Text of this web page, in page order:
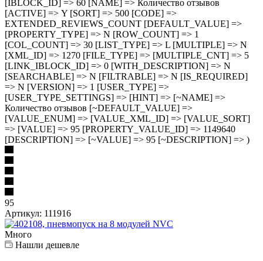
[IBLOCK_ID] => 60 [NAME] => Количество отзывов
[ACTIVE] => Y [SORT] => 500 [CODE] =>
EXTENDED_REVIEWS_COUNT [DEFAULT_VALUE] =>
[PROPERTY_TYPE] => N [ROW_COUNT] => 1
[COL_COUNT] => 30 [LIST_TYPE] => L [MULTIPLE] => N
[XML_ID] => 1270 [FILE_TYPE] => [MULTIPLE_CNT] => 5
[LINK_IBLOCK_ID] => 0 [WITH_DESCRIPTION] => N
[SEARCHABLE] => N [FILTRABLE] => N [IS_REQUIRED]
=> N [VERSION] => 1 [USER_TYPE] =>
[USER_TYPE_SETTINGS] => [HINT] => [~NAME] =>
Количество отзывов [~DEFAULT_VALUE] =>
[VALUE_ENUM] => [VALUE_XML_ID] => [VALUE_SORT]
=> [VALUE] => 95 [PROPERTY_VALUE_ID] => 1149640
[DESCRIPTION] => [~VALUE] => 95 [~DESCRIPTION] => )
95
Артикул: 111916
Много
Нашли дешевле